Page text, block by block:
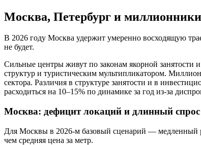
Москва, Петербург и
В 2026 году Москва удержит умеренно восходящую
не будет.
Сильные центры живут по законам якорной занятости
структур и туристическим мультипликатором.
сектора. Различия в структуре занятости и в
расходиться на 10–15% по динамике за год из‑за
Москва: дефицит локаций и длинный спрос
Для Москвы в 2026-м базовый сценарий — медленный
чем средняя цена за метр.